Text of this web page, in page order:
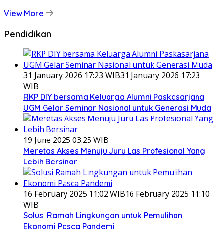
View More
Pendidikan
31 January 2026 17:23 WIB31 January 2026 17:23
WIB
RKP DIY bersama Keluarga Alumni Paskasarjana
UGM Gelar Seminar Nasional untuk Generasi Muda
19 June 2025 03:25 WIB
Meretas Akses Menuju Juru Las Profesional Yang
Lebih Bersinar
16 February 2025 11:02 WIB16 February 2025 11:10
WIB
Solusi Ramah Lingkungan untuk Pemulihan
Ekonomi Pasca Pandemi